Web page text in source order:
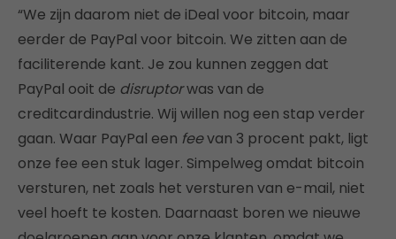
“We zijn daarom niet de iDeal voor bitcoin, maar
eerder de PayPal voor bitcoin. We zitten aan de
faciliterende kant. Je zou kunnen zeggen dat
PayPal ooit de disruptorwas van de
creditcardindustrie. Wij willen nog een stap verder
gaan. Waar PayPal een feevan 3 procent pakt, ligt
onze fee een stuk lager. Simpelweg omdat bitcoin
versturen, net zoals het versturen van e-mail, niet
veel hoeft te kosten. Daarnaast boren we nieuwe